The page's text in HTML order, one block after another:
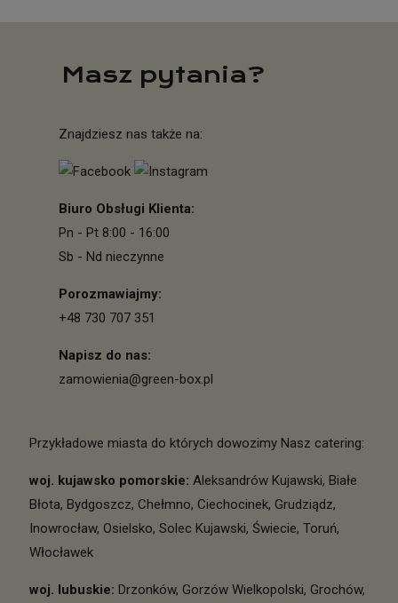
Masz pytania?
Znajdziesz nas także na:
Biuro Obsługi Klienta:
Pn - Pt 8:00 - 16:00
Sb - Nd nieczynne
Porozmawiajmy:
+48 730 707 351
Napisz do nas:
zamowienia@green-box.pl
Przykładowe miasta do których dowozimy Nasz catering:
woj. kujawsko pomorskie: Aleksandrów Kujawski, Białe
Błota, Bydgoszcz, Chełmno, Ciechocinek, Grudziądz,
Inowrocław, Osielsko, Solec Kujawski, Świecie, Toruń,
Włocławek
woj. lubuskie: Drzonków, Gorzów Wielkopolski, Grochów,